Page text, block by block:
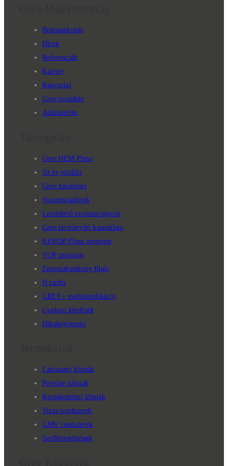
Bemutatkozás
Hírek
Referenciák
Karrier
Kapcsolat
Gree irodaház
Adatkezelés
Gree HEM Plusz
10 év jótállás
Gree katalógus
Viszonteladóink
Letölthető nyomtatványok
Gree távirányító használata
KEHOP Plusz program
VOP program
Energiahatékony fűtés
H tarifa
GREE+ mobilapplikáció
Gyakori kérdések
Hibabejelentés
Lakossági klímák
Prestige klímák
Kereskedelmi klímák
Vizes rendszerek
GMV rendszerek
Szellőztetőgépek